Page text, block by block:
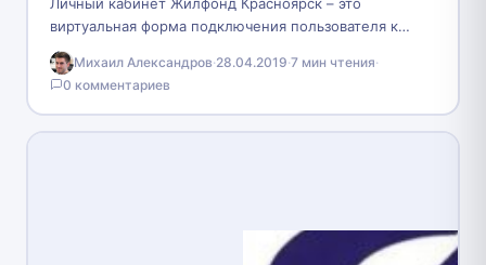
виртуальная форма подключения пользователя к
услугам жилищного фонда в режиме онлайн. В
личном кабинете осуществляется совершение…
Михаил Александров·28.04.2019·7 мин чтения·
0 комментариев